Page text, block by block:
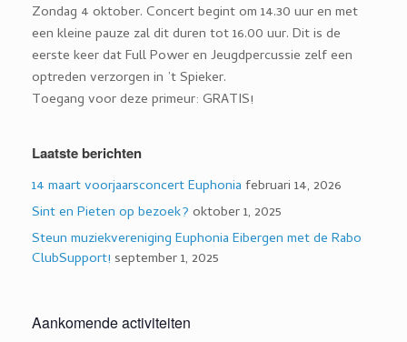
Zondag 4 oktober. Concert begint om 14.30 uur en met
een kleine pauze zal dit duren tot 16.00 uur. Dit is de
eerste keer dat Full Power en Jeugdpercussie zelf een
optreden verzorgen in ’t Spieker.
Toegang voor deze primeur: GRATIS!
Laatste berichten
14 maart voorjaarsconcert Euphonia februari 14, 2026
Sint en Pieten op bezoek? oktober 1, 2025
Steun muziekvereniging Euphonia Eibergen met de Rabo
ClubSupport! september 1, 2025
Aankomende activiteiten